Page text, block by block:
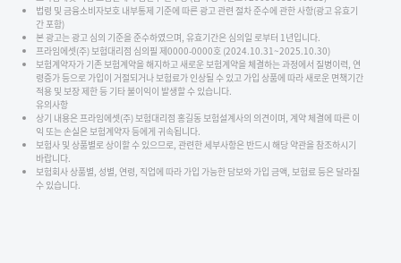
법령 및 금융소비자보호 내부통제 기준에 따른 광고 관련 절차 준수에 관한 사항(광고 유효기
간 포함)
본 광고는 광고 심의 기준을 준수하였으며, 유효기간은 심의일 로부터 1년입니다.
프라임에셋(주) 보험대리점 심의필 제0000-0000호 (2024.10.31~2025.10.30)
보험계약자가 기존 보험계약을 해지하고 새로운 보험계약을 체결하는 과정에서 질병이력, 연
령증가 등으로 가입이 거절되거나 보험료가 인상될 수 있고 가입 상품에 따라 새로운 면책기간
적용 및 보장 제한 등 기타 불이익이 발생할 수 있습니다.
유의사항
상기 내용은 프라임에셋(주) 보험대리점 홍길동 보험설계사의 의견이며, 계약 체결에 따른 이
익 또는 손실은 보험계약자 등에게 귀속됩니다.
보험사 및 상품별로 상이할 수 있으므로, 관련한 세부사항은 반드시 해당 약관을 참조하시기
바랍니다.
보험회사 상품별, 성별, 연령, 직업에 따라 가입 가능한 담보와 가입 금액, 보험료 등은 달라질
수 있습니다.